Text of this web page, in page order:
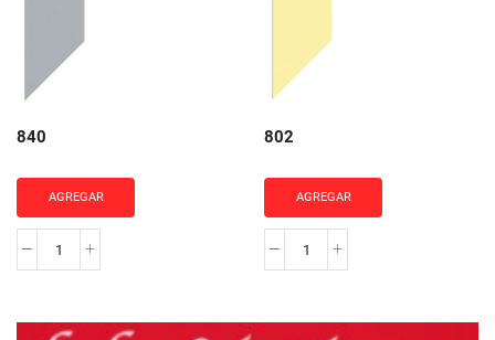
840
AGREGAR
840
802
AGREGAR
802